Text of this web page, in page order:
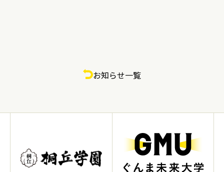
お知らせ一覧